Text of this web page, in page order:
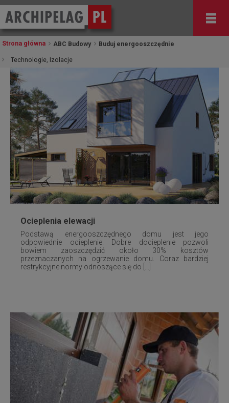
Strona główna ABC Budowy Buduj energooszczędnie
Technologie, Izolacje
Ocieplenia elewacji
Podstawą energooszczędnego domu jest jego
odpowiednie ocieplenie. Dobre docieplenie pozwoli
bowiem zaoszczędzić około 30% kosztów
przeznaczanych na ogrzewanie domu. Coraz bardziej
restrykcyjne normy odnoszące się do [...]